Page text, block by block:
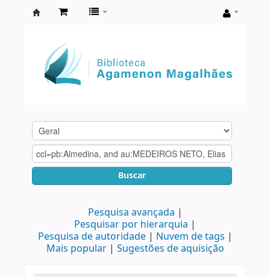
Agamenon
Magalhães
Buscar
Pesquisa avançada
Pesquisar por hierarquia
Pesquisa de autoridade
Nuvem de tags
Mais popular
Sugestões de aquisição